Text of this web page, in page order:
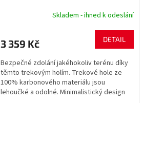
Skladem - ihned k odeslání
3 359 Kč DETAIL
Bezpečné zdolání jakéhokoliv terénu díky
těmto trekovým holím. Trekové hole ze
100% karbonového materiálu jsou
lehoučké a odolné. Minimalistický design